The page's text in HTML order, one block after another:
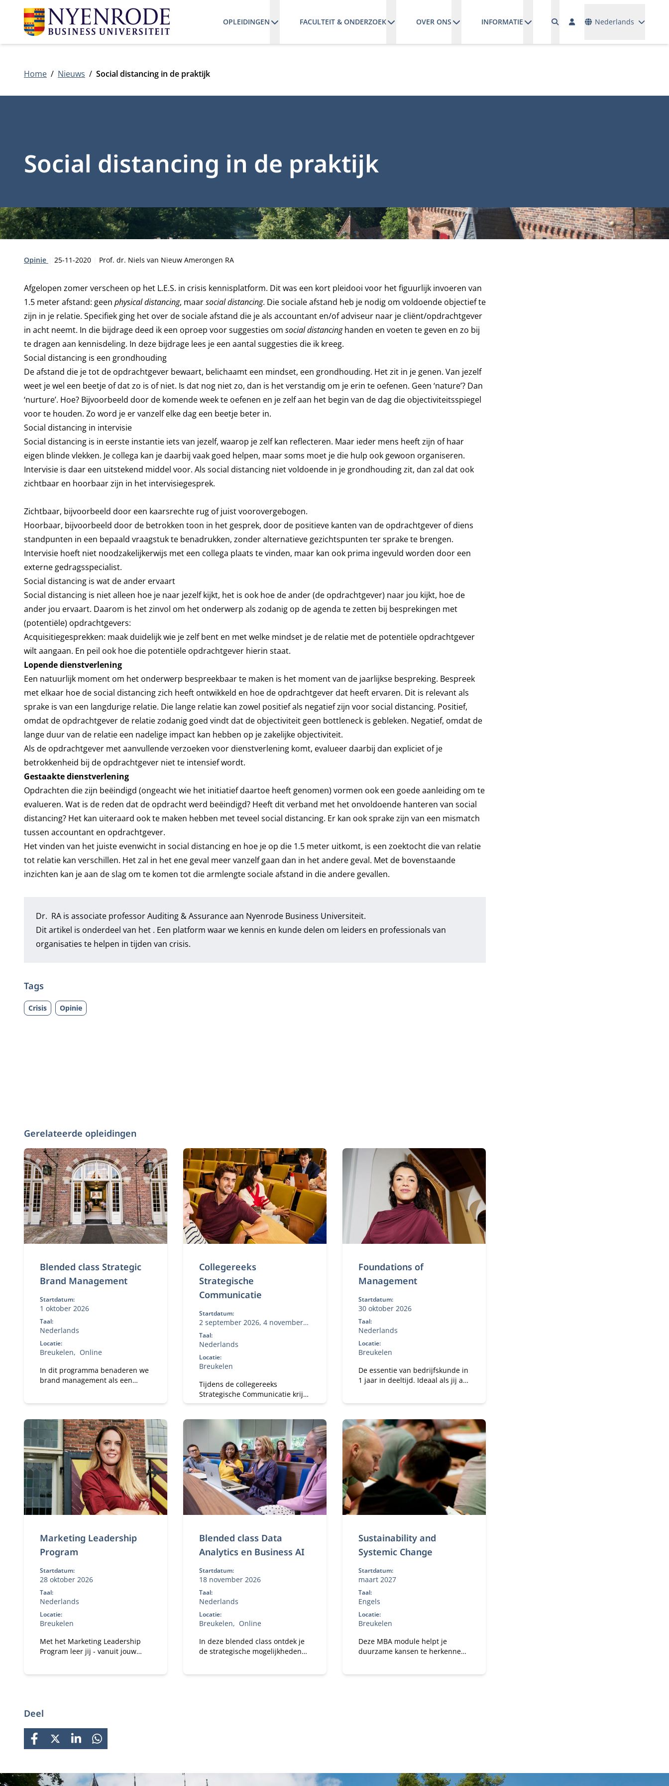
OPLEIDINGEN FACULTEIT & ONDERZOEK OVER ONS INFORMATIE Nederlands
Home Nieuws Social distancing in de praktijk
Social distancing in de praktijk
Type:
Opinie Publicatiedatum:
25-11-2020 Auteur:
Prof. dr. Niels van Nieuw Amerongen RA
Afgelopen zomer verscheen op het L.E.S. in crisis kennisplatform. Dit was een kort pleidooi voor het figuurlijk invoeren van
1.5 meter afstand: geen physical distancing, maarsocial distancing. Die sociale afstand heb je nodig om voldoende objectief te
zijn in je relatie. Specifiek ging het over de sociale afstand die je als accountant en/of adviseur naar je cliënt/opdrachtgever
in acht neemt. In die bijdrage deed ik een oproep voor suggesties om social distancinghanden en voeten te geven en zo bij
te dragen aan kennisdeling. In deze bijdrage lees je een aantal suggesties die ik kreeg.
Social distancing is een grondhouding
De afstand die je tot de opdrachtgever bewaart, belichaamt een mindset, een grondhouding. Het zit in je genen. Van jezelf
weet je wel een beetje of dat zo is of niet. Is dat nog niet zo, dan is het verstandig om je erin te oefenen. Geen ‘nature’? Dan
‘nurture’. Hoe? Bijvoorbeeld door de komende week te oefenen en je zelf aan het begin van de dag die objectiviteitsspiegel
voor te houden. Zo word je er vanzelf elke dag een beetje beter in.
Social distancing in intervisie
Social distancing is in eerste instantie iets van jezelf, waarop je zelf kan reflecteren. Maar ieder mens heeft zijn of haar
eigen blinde vlekken. Je collega kan je daarbij vaak goed helpen, maar soms moet je die hulp ook gewoon organiseren.
Intervisie is daar een uitstekend middel voor. Als social distancing niet voldoende in je grondhouding zit, dan zal dat ook
zichtbaar en hoorbaar zijn in het intervisiegesprek.
Zichtbaar, bijvoorbeeld door een kaarsrechte rug of juist voorovergebogen.
Hoorbaar, bijvoorbeeld door de betrokken toon in het gesprek, door de positieve kanten van de opdrachtgever of diens
standpunten in een bepaald vraagstuk te benadrukken, zonder alternatieve gezichtspunten ter sprake te brengen.
Intervisie hoeft niet noodzakelijkerwijs met een collega plaats te vinden, maar kan ook prima ingevuld worden door een
externe gedragsspecialist.
Social distancing is wat de ander ervaart
Social distancing is niet alleen hoe je naar jezelf kijkt, het is ook hoe de ander (de opdrachtgever) naar jou kijkt, hoe de
ander jou ervaart. Daarom is het zinvol om het onderwerp als zodanig op de agenda te zetten bij besprekingen met
(potentiële) opdrachtgevers:
Acquisitiegesprekken: maak duidelijk wie je zelf bent en met welke mindset je de relatie met de potentiële opdrachtgever
wilt aangaan. En peil ook hoe die potentiële opdrachtgever hierin staat.
Lopende dienstverlening
Een natuurlijk moment om het onderwerp bespreekbaar te maken is het moment van de jaarlijkse bespreking. Bespreek
met elkaar hoe de social distancing zich heeft ontwikkeld en hoe de opdrachtgever dat heeft ervaren. Dit is relevant als
sprake is van een langdurige relatie. Die lange relatie kan zowel positief als negatief zijn voor social distancing. Positief,
omdat de opdrachtgever de relatie zodanig goed vindt dat de objectiviteit geen bottleneck is gebleken. Negatief, omdat de
lange duur van de relatie een nadelige impact kan hebben op je zakelijke objectiviteit.
Als de opdrachtgever met aanvullende verzoeken voor dienstverlening komt, evalueer daarbij dan expliciet of je
betrokkenheid bij de opdrachtgever niet te intensief wordt.
Gestaakte dienstverlening
Opdrachten die zijn beëindigd (ongeacht wie het initiatief daartoe heeft genomen) vormen ook een goede aanleiding om te
evalueren. Wat is de reden dat de opdracht werd beëindigd? Heeft dit verband met het onvoldoende hanteren van social
distancing? Het kan uiteraard ook te maken hebben met teveel social distancing. Er kan ook sprake zijn van een mismatch
tussen accountant en opdrachtgever.
Het vinden van het juiste evenwicht in social distancing en hoe je op die 1.5 meter uitkomt, is een zoektocht die van relatie
tot relatie kan verschillen. Het zal in het ene geval meer vanzelf gaan dan in het andere geval. Met de bovenstaande
inzichten kan je aan de slag om te komen tot die armlengte sociale afstand in die andere gevallen.
Dr. RA is associate professor Auditing & Assurance aan Nyenrode Business Universiteit.
Dit artikel is onderdeel van het . Een platform waar we kennis en kunde delen om leiders en professionals van
organisaties te helpen in tijden van crisis.
Tags
Crisis Opinie
Gerelateerde opleidingen
Blended class Strategic
Brand Management
Startdatum:
1 oktober 2026
Taal:
Nederlands
Locatie:
Breukelen
Online
In dit programma benaderen we
brand management als een
toekomstbestendigheid. Dat
vraagt om strategische
volwassenheid, durf om keuzes
te maken, prioriteiten te stellen,
te versnellen en intern te
verankeren.
Collegereeks
Strategische
Communicatie
Startdatum:
2 september 2026, 4 november
2026, 1 februari 2027, 10 mei
2027
Taal:
Nederlands
Locatie:
Breukelen
Tijdens de collegereeks
Strategische Communicatie krijg
je van experts de laatste
communicatiegebied.
Foundations of
Management
Startdatum:
30 oktober 2026
Taal:
Nederlands
Locatie:
Breukelen
De essentie van bedrijfskunde in
1 jaar in deeltijd. Ideaal als jij als
maken hebt met
vakoverstijgende uitdagingen.
Marketing Leadership
Program
Startdatum:
28 oktober 2026
Taal:
Nederlands
Locatie:
Breukelen
Met het Marketing Leadership
Program leer jij - vanuit jouw
maken.
Blended class Data
Analytics en Business AI
Startdatum:
18 november 2026
Taal:
Nederlands
Locatie:
Breukelen
Online
In deze blended class ontdek je
de strategische mogelijkheden
Sustainability and
Systemic Change
Startdatum:
maart 2027
Taal:
Engels
Locatie:
Breukelen
Deze MBA module helpt je
duurzame kansen te herkennen
Deel
FACEBOOK
X LINKEDINWHATSAPP